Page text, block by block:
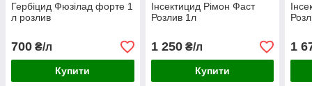
Гербіцид Фюзілад форте 1
л розлив
700 ₴/л
Купити
Інсектицид Рімон Фаст
Розлив 1л
1 250₴/л
Купити
1